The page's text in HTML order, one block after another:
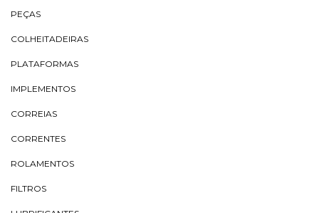
PEÇAS
COLHEITADEIRAS
PLATAFORMAS
IMPLEMENTOS
CORREIAS
CORRENTES
ROLAMENTOS
FILTROS